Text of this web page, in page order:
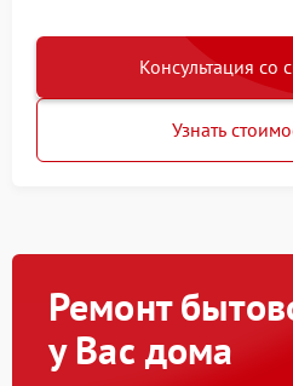
Консультация со
Узнать
Ремонт
у Вас дома